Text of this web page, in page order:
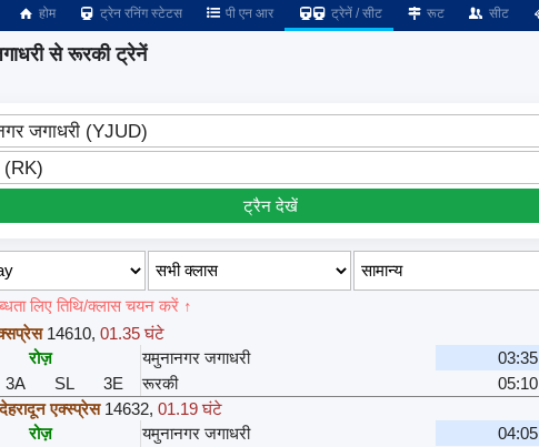
होम ट्रेन रनिंग स्टेटस पी एन आर ट्रेनें / सीट रूट सीट
से रूरकी ट्रेनें
जगाधरी (YJUD)
(RK)
ट्रैन देखें
लिए तिथि/क्लास चयन करें ↑
14610, 01.35 घंटे
रोज़
यमुनानगर जगाधरी
03:35
3A SL 3E रूरकी
05:10
एक्स्प्रेस 14632, 01.19 घंटे
रोज़
यमुनानगर जगाधरी
04:05